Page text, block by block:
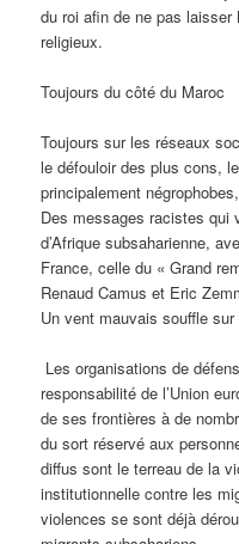
du roi afin de ne pas
religieux.
Toujours du côté du Maroc
Toujours sur les réseaux
le défouloir des plus cons,
principalement
Des messages racistes qui
d’Afrique subsaharienne,
France, celle du « Grand
Renaud Camus et Eric
Un vent mauvais souffle
Les organisations de
responsabilité de l’Union
de ses frontières à de
du sort réservé aux
diffus sont le terreau de la
institutionnelle contre les
violences se sont déjà